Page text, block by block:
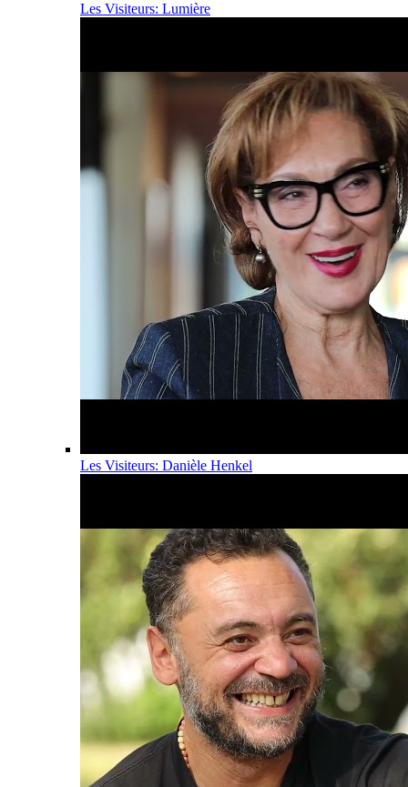
Les Visiteurs: Lumière
Les Visiteurs: Danièle Henkel